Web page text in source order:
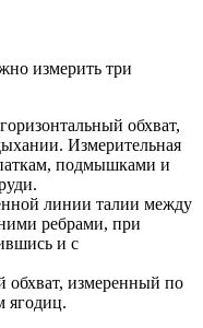
измерить три
обхват,
Измерительная
подмышками и
линии талии между
ребрами, при
и с
обхват, измеренный по
ягодиц.